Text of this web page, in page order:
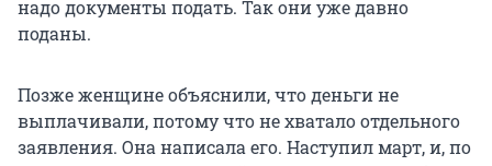
надо документы подать. Так они уже давно
поданы.
Позже женщине объяснили, что деньги не
выплачивали, потому что не хватало отдельного
заявления. Она написала его. Наступил март, и, по